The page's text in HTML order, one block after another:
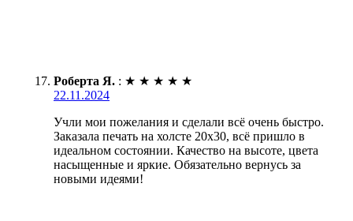
Роберта Я. : ★ ★ ★ ★ ★
22.11.2024
Учли мои пожелания и сделали всё очень быстро.
Заказала печать на холсте 20х30, всё пришло в
идеальном состоянии. Качество на высоте, цвета
насыщенные и яркие. Обязательно вернусь за
новыми идеями!